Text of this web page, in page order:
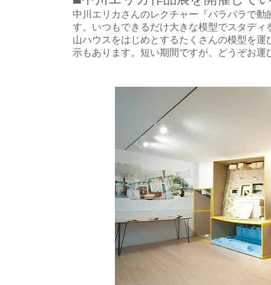
中川エリカさんのレクチャー『バラバラで
す。いつもできるだけ大きな模型でスタデ
山ハウスをはじめとするたくさんの模型を
示もあります。短い期間ですが、どうぞお運